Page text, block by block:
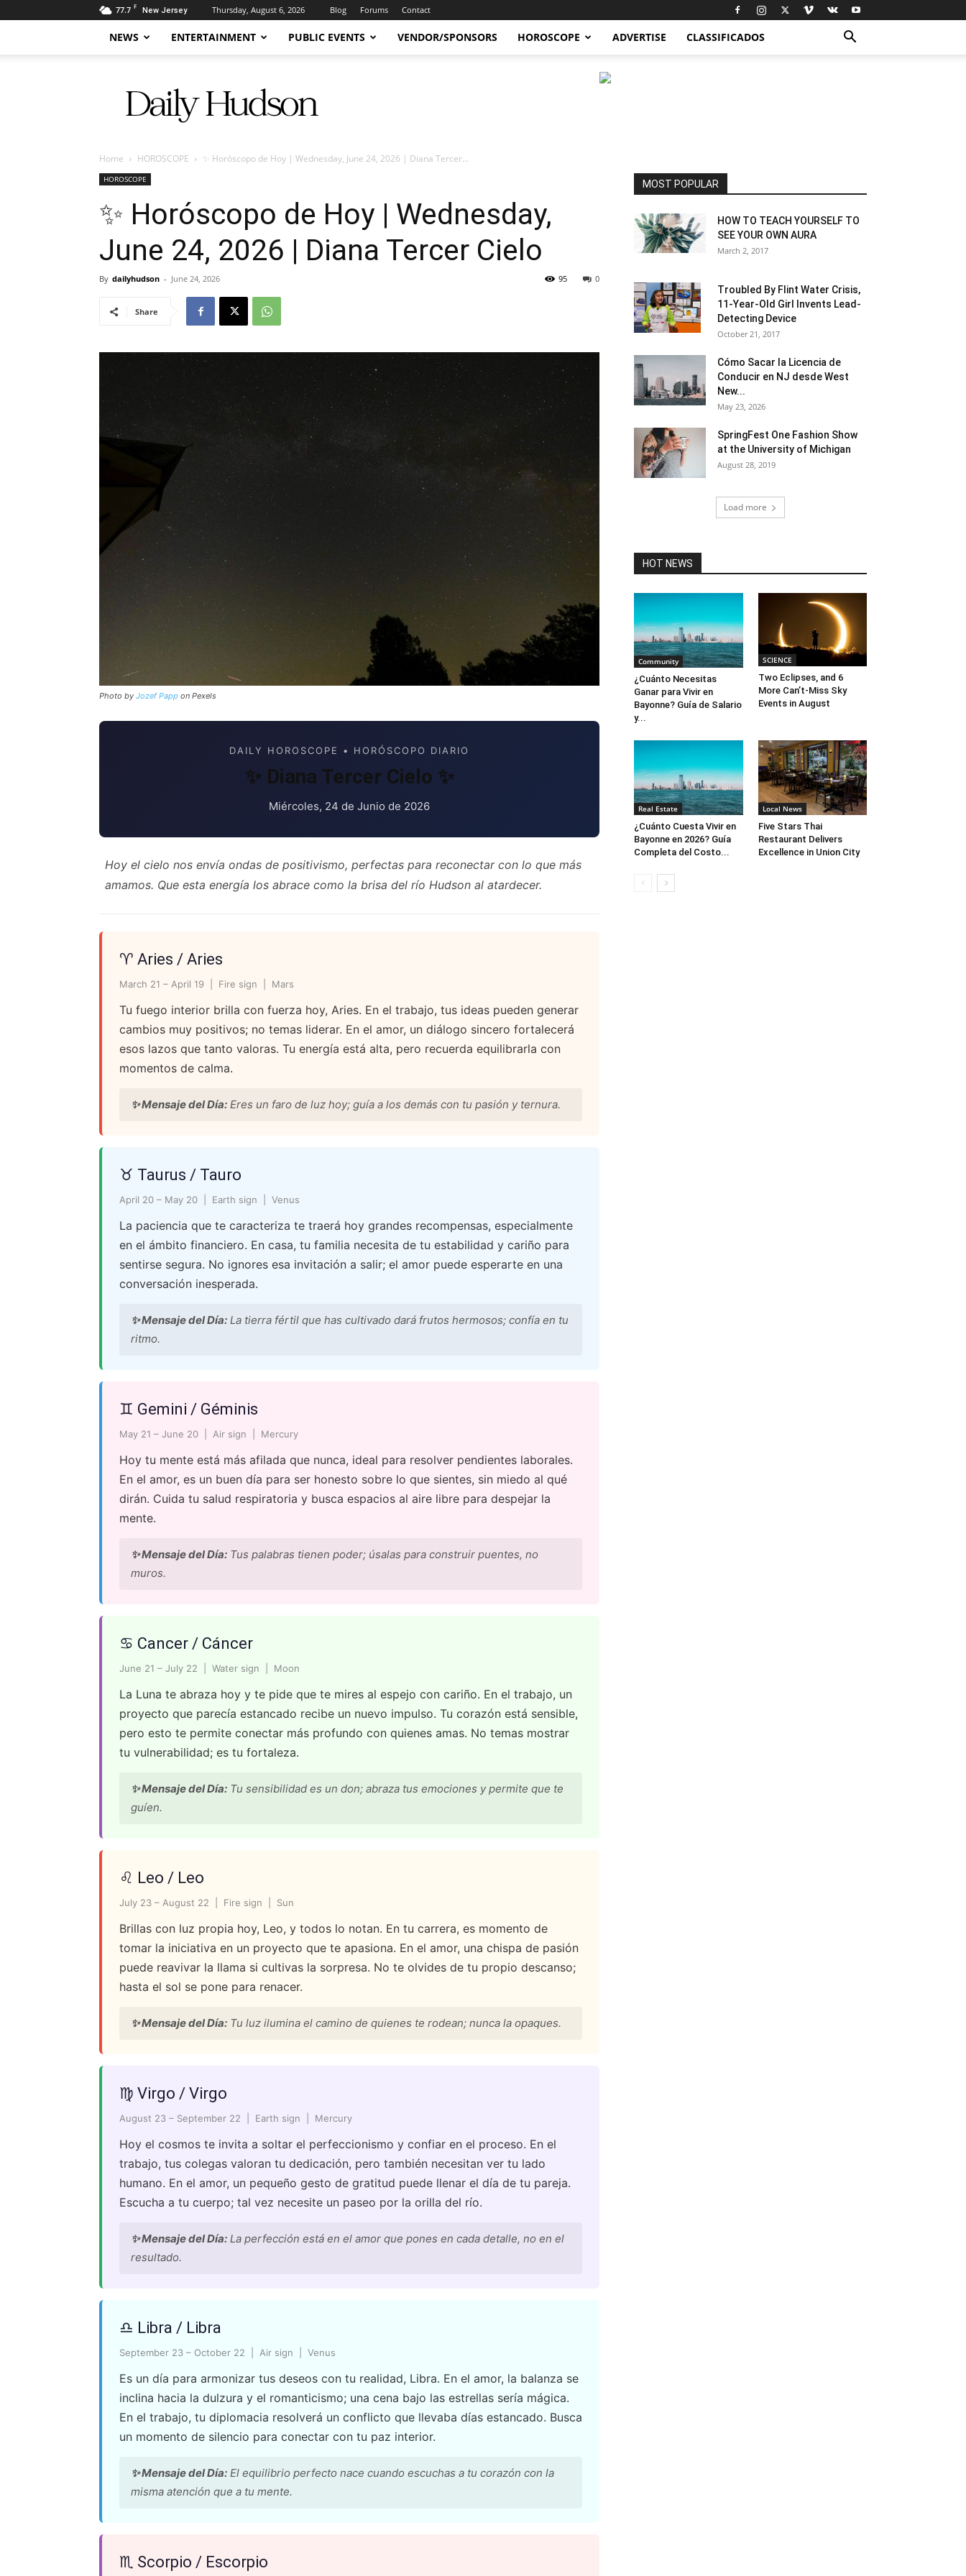
77.7 F New Jersey Thursday, August 6, 2026 Blog Forums Contact
NEWS ENTERTAINMENT PUBLIC EVENTS VENDOR/SPONSORS HOROSCOPE ADVERTISE CLASSIFICADOS
Hudson
Home HOROSCOPE ✨ Horóscopo de Hoy | Wednesday, June 24, 2026 | Diana Tercer...
HOROSCOPE
✨ Horóscopo de Hoy | Wednesday,
June 24, 2026 | Diana Tercer Cielo
By dailyhudson - June 24, 2026 0
95
Share
Photo by Jozef Papp on Pexels
DAILY HOROSCOPE • HORÓSCOPO DIARIO
✨ Diana Tercer Cielo ✨
Miércoles, 24 de Junio de 2026
Hoy el cielo nos envía ondas de positivismo, perfectas para reconectar con lo que más
amamos. Que esta energía los abrace como la brisa del río Hudson al atardecer.
♈ Aries / Aries
March 21 – April 19 | Fire sign | Mars
Tu fuego interior brilla con fuerza hoy, Aries. En el trabajo, tus ideas pueden generar
cambios muy positivos; no temas liderar. En el amor, un diálogo sincero fortalecerá
esos lazos que tanto valoras. Tu energía está alta, pero recuerda equilibrarla con
momentos de calma.
✨ Mensaje del Día: Eres un faro de luz hoy; guía a los demás con tu pasión y ternura.
♉ Taurus / Tauro
April 20 – May 20 | Earth sign | Venus
La paciencia que te caracteriza te traerá hoy grandes recompensas, especialmente
en el ámbito financiero. En casa, tu familia necesita de tu estabilidad y cariño para
sentirse segura. No ignores esa invitación a salir; el amor puede esperarte en una
conversación inesperada.
✨ Mensaje del Día: La tierra fértil que has cultivado dará frutos hermosos; confía en tu
ritmo.
♊ Gemini / Géminis
May 21 – June 20 | Air sign | Mercury
Hoy tu mente está más afilada que nunca, ideal para resolver pendientes laborales.
En el amor, es un buen día para ser honesto sobre lo que sientes, sin miedo al qué
dirán. Cuida tu salud respiratoria y busca espacios al aire libre para despejar la
mente.
✨ Mensaje del Día: Tus palabras tienen poder; úsalas para construir puentes, no
muros.
♋ Cancer / Cáncer
June 21 – July 22 | Water sign | Moon
La Luna te abraza hoy y te pide que te mires al espejo con cariño. En el trabajo, un
proyecto que parecía estancado recibe un nuevo impulso. Tu corazón está sensible,
pero esto te permite conectar más profundo con quienes amas. No temas mostrar
tu vulnerabilidad; es tu fortaleza.
✨ Mensaje del Día: Tu sensibilidad es un don; abraza tus emociones y permite que te
guíen.
♌ Leo / Leo
July 23 – August 22 | Fire sign | Sun
Brillas con luz propia hoy, Leo, y todos lo notan. En tu carrera, es momento de
tomar la iniciativa en un proyecto que te apasiona. En el amor, una chispa de pasión
puede reavivar la llama si cultivas la sorpresa. No te olvides de tu propio descanso;
hasta el sol se pone para renacer.
✨ Mensaje del Día: Tu luz ilumina el camino de quienes te rodean; nunca la opaques.
♍ Virgo / Virgo
August 23 – September 22 | Earth sign | Mercury
Hoy el cosmos te invita a soltar el perfeccionismo y confiar en el proceso. En el
trabajo, tus colegas valoran tu dedicación, pero también necesitan ver tu lado
humano. En el amor, un pequeño gesto de gratitud puede llenar el día de tu pareja.
Escucha a tu cuerpo; tal vez necesite un paseo por la orilla del río.
✨ Mensaje del Día: La perfección está en el amor que pones en cada detalle, no en el
resultado.
♎ Libra / Libra
September 23 – October 22 | Air sign | Venus
Es un día para armonizar tus deseos con tu realidad, Libra. En el amor, la balanza se
inclina hacia la dulzura y el romanticismo; una cena bajo las estrellas sería mágica.
En el trabajo, tu diplomacia resolverá un conflicto que llevaba días estancado. Busca
un momento de silencio para conectar con tu paz interior.
✨ Mensaje del Día: El equilibrio perfecto nace cuando escuchas a tu corazón con la
misma atención que a tu mente.
♏ Scorpio / Escorpio
MOST POPULAR
HOW TO TEACH YOURSELF TO
SEE YOUR OWN AURA
March 2, 2017
Troubled By Flint Water Crisis,
11-Year-Old Girl Invents Lead-
Detecting Device
October 21, 2017
Cómo Sacar la Licencia de
Conducir en NJ desde West
New...
May 23, 2026
SpringFest One Fashion Show
at the University of Michigan
August 28, 2019
Load more
HOT NEWS
Community
¿Cuánto Necesitas
Ganar para Vivir en
Bayonne? Guía de Salario
y...
SCIENCE
Two Eclipses, and 6
More Can’t-Miss Sky
Events in August
Real Estate
¿Cuánto Cuesta Vivir en
Bayonne en 2026? Guía
Completa del Costo...
Local News
Five Stars Thai
Restaurant Delivers
Excellence in Union City